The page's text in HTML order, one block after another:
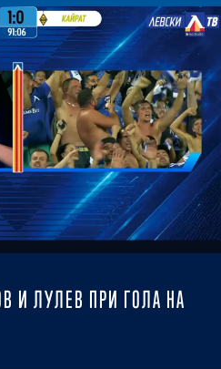
И ЛУЛЕВ ПРИ ГОЛА НА